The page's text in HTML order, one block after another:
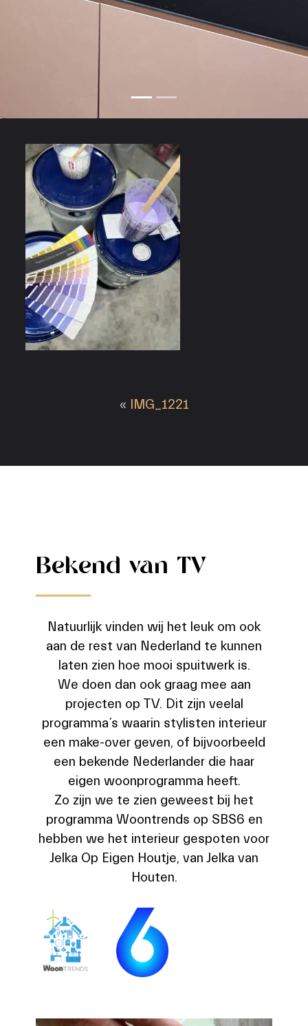
« IMG_1221
Bekend van TV
Natuurlijk vinden wij het leuk om ook
aan de rest van Nederland te kunnen
laten zien hoe mooi spuitwerk is.
We doen dan ook graag mee aan
projecten op TV. Dit zijn veelal
programma’s waarin stylisten interieur
een make-over geven, of bijvoorbeeld
een bekende Nederlander die haar
eigen woonprogramma heeft.
Zo zijn we te zien geweest bij het
programma Woontrends op SBS6 en
hebben we het interieur gespoten voor
Jelka Op Eigen Houtje, van Jelka van
Houten.